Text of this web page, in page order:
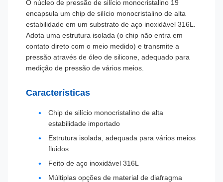
O núcleo de pressão de silício monocristalino 19
encapsula um chip de silício monocristalino de alta
estabilidade em um substrato de aço inoxidável 316L.
Adota uma estrutura isolada (o chip não entra em
contato direto com o meio medido) e transmite a
pressão através de óleo de silicone, adequado para
medição de pressão de vários meios.
Características
Chip de silício monocristalino de alta
estabilidade importado
Estrutura isolada, adequada para vários meios
fluidos
Feito de aço inoxidável 316L
Múltiplas opções de material de diafragma